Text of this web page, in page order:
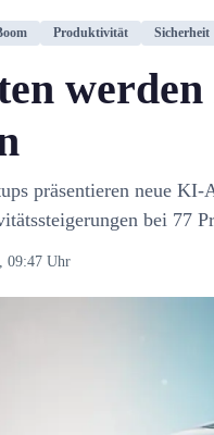
Produktivität Sicherheit
werden
präsentieren neue KI-
bei 77
09:47 Uhr